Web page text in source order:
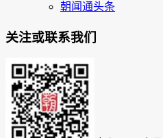
朝闻通头条
关注或联系我们